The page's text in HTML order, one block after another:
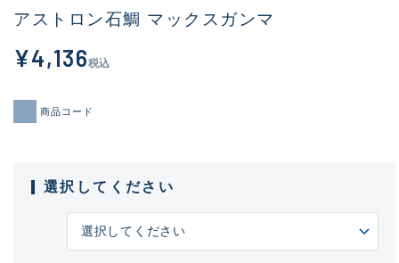
アストロン石鯛 マックスガンマ
¥4,136税込
商品コード
選択してください